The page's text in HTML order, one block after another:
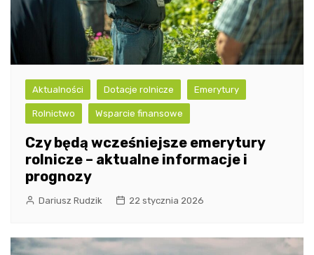
Aktualności Dotacje rolnicze Emerytury
Rolnictwo Wsparcie finansowe
Czy będą wcześniejsze emerytury
rolnicze – aktualne informacje i
prognozy
Dariusz Rudzik 22 stycznia 2026